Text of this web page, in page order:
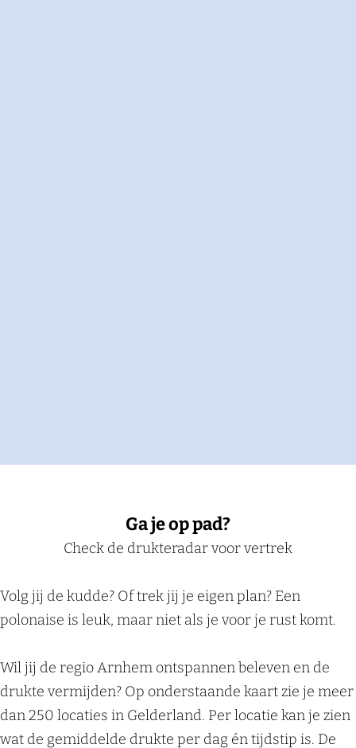
Ga je op pad?
Check de drukteradar voor vertrek
Volg jij de kudde? Of trek jij je eigen plan? Een
polonaise is leuk, maar niet als je voor je rust komt.
Wil jij de regio Arnhem ontspannen beleven en de
drukte vermijden? Op onderstaande kaart zie je meer
dan 250 locaties in Gelderland. Per locatie kan je zien
wat de gemiddelde drukte per dag én tijdstip is. De